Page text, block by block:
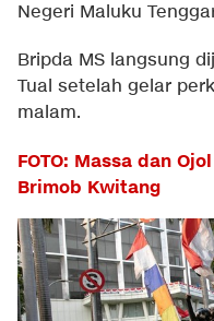
Negeri Maluku
Bripda MS langsung
Tual setelah gelar
malam.
FOTO: Massa dan
Brimob Kwitang